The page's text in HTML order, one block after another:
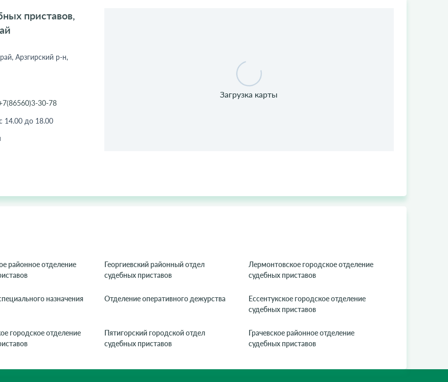
приставов,
Арзгирский р-н,
30-78
14.00 до 18.00
районное отделение
Георгиевский районный отдел
судебных приставов
Лермонтовcкое городское отделение
судебных приставов
назначения Отделение оперативного дежурства
Ессентукское городское отделение
судебных приставов
городское отделение
Пятигорский городской отдел
судебных приставов
Грачевское районное отделение
судебных приставов